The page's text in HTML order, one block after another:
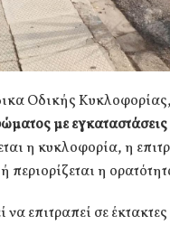
Οδικής Κυκλοφορίας,
με
η κυκλοφορία, η
περιορίζεται η
να επιτραπεί σε